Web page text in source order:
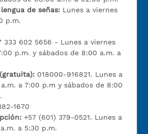
de señas: Lunes a viernes
p.m.
333 602 5656 - Lunes a viernes
p.m. y sábados de 8:00 a.m. a
018000-916821. Lunes a
a 7:00 p.m y sábados de 8:00
1670
+57 (601) 379-0521. Lunes a
a 5:30 p.m.